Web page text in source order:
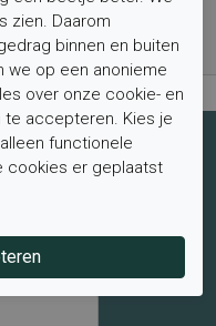
op de hoogte van de
zien. Daarom
binnen en buiten
we op een anonieme
over onze cookie- en
te accepteren. Kies je
functionele
cookies er geplaatst